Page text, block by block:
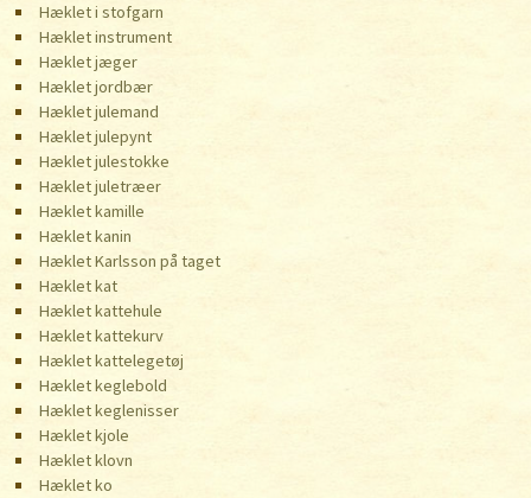
Hæklet i stofgarn
Hæklet instrument
Hæklet jæger
Hæklet jordbær
Hæklet julemand
Hæklet julepynt
Hæklet julestokke
Hæklet juletræer
Hæklet kamille
Hæklet kanin
Hæklet Karlsson på taget
Hæklet kat
Hæklet kattehule
Hæklet kattekurv
Hæklet kattelegetøj
Hæklet keglebold
Hæklet keglenisser
Hæklet kjole
Hæklet klovn
Hæklet ko